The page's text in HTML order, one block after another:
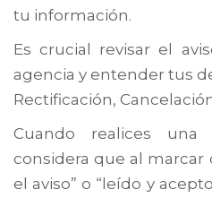
tu información.
Es crucial revisar el
agencia y entender tus
Rectificación,
Cuando realices una
considera que al marcar
el aviso” o “leído y